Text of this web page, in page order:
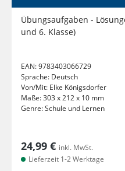
Übungsaufgaben -
und 6. Klasse)
EAN:9783403066729
Sprache: Deutsch
Von/Mit: Elke Königsdorfer
Maße:303 x 212 x 10 mm
Genre:Schule und Lernen
24,99 € inkl. MwSt.
Lieferzeit 1-2 Werktage